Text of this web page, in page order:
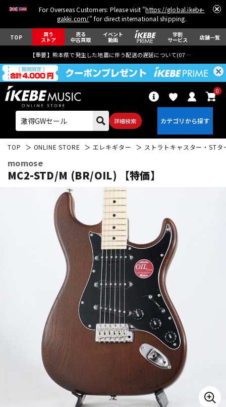
For Overseas Customers: Please visit "https://global.ikebe-
gakki.com/" for direct international shipping.
TOP 買う
ストア
売る
中古買取
イベント
動画
学割
サービス 店舗一覧
【重要】熊本県で発生した地震に伴う配送の遅延について(07月29日
詳細検索
0
エレキギター
ベース ウクレレ
パーカッション
キーボード 電子ピアノ
管楽器 その他楽器
アンプ エフェクター
TOP ONLINE STORE エレキギター ストラトキャスター・STタ
momose
MC2-STD/M (BR/OIL) 【特価】